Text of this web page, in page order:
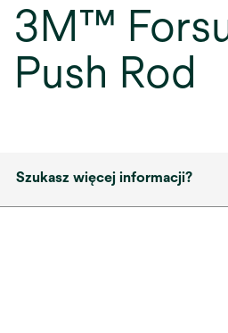
3M™
Push Rod
Szukasz więcej informacji?